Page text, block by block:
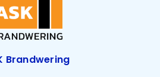
Brandwering